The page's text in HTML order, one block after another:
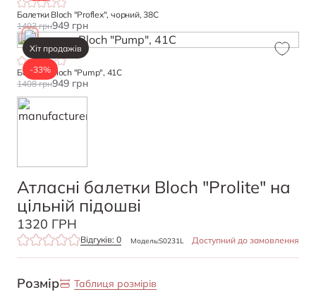
Балетки Bloch "Proflex", чорний, 38С
1493 грн949 грн
Хіт продажів
-33%
Балетки Bloch "Pump", 41С
1408 грн949 грн
Атласні балетки Bloch "Prolite" на
цільній підошві
1320 ГРН
Відгуків: 0 Модель:S0231L Доступний до замовлення
Розмір Таблиця розмірів